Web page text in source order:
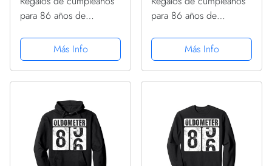
para 86 años de
regalos de cumpleaños
86 Sudadera con
Capucha
Más Info
para 86 años de
regalos de cumpleaños
86 Sudadera con
Capucha
Más Info